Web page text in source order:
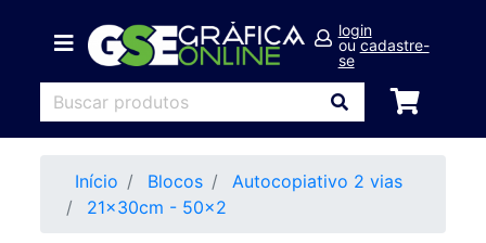
login
oucadastre-
se
Início Blocos
Autocopiativo 2 vias
21x30cm - 50x2